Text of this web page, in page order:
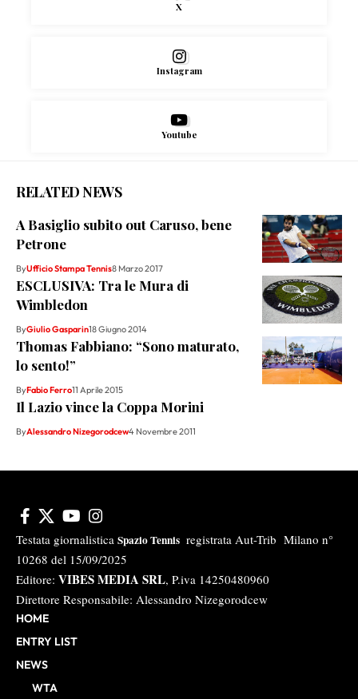
X
Instagram
Youtube
RELATED NEWS
A Basiglio subito out Caruso, bene
Petrone
ByUfficio Stampa Tennis8 Marzo 2017
ESCLUSIVA: Tra le Mura di
Wimbledon
ByGiulio Gasparin18 Giugno 2014
Thomas Fabbiano: “Sono maturato,
lo sento!”
ByFabio Ferro11 Aprile 2015
Il Lazio vince la Coppa Morini
ByAlessandro Nizegorodcew4 Novembre 2011
Testata giornalistica Spazio Tennis registrata Aut-Trib Milano n°
10268 del 15/09/2025
Editore: VIBES MEDIA SRL, P.iva 14250480960
Direttore Responsabile: Alessandro Nizegorodcew
HOME
ENTRY LIST
NEWS
WTA